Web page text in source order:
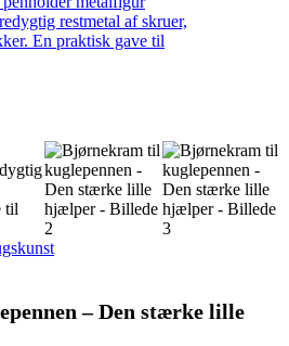
– Den stærke lille